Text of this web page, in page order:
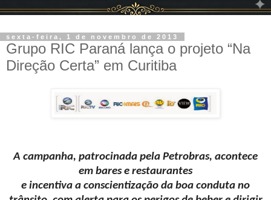
sexta-feira, 1 de novembro de 2013
Grupo RIC Paraná lança o projeto “Na
Direção Certa” em Curitiba
A campanha, patrocinada pela Petrobras, acontece
em bares e restaurantes
e incentiva a conscientização da boa conduta no